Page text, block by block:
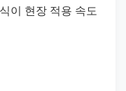
이 현장 적용 속도